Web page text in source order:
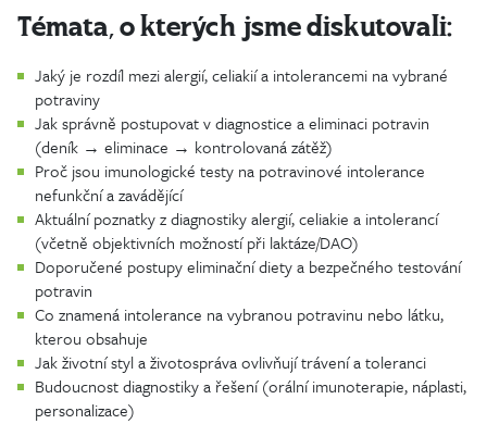
Témata, o kterých jsme diskutovali:
Jaký je rozdíl mezi alergií, celiakií a intolerancemi na vybrané
potraviny
Jak správně postupovat v diagnostice a eliminaci potravin
(deník → eliminace → kontrolovaná zátěž)
Proč jsou imunologické testy na potravinové intolerance
nefunkční a zavádějící
Aktuální poznatky z diagnostiky alergií, celiakie a intolerancí
(včetně objektivních možností při laktáze/DAO)
Doporučené postupy eliminační diety a bezpečného testování
potravin
Co znamená intolerance na vybranou potravinu nebo látku,
kterou obsahuje
Jak životní styl a životospráva ovlivňují trávení a toleranci
Budoucnost diagnostiky a řešení (orální imunoterapie, náplasti,
personalizace)